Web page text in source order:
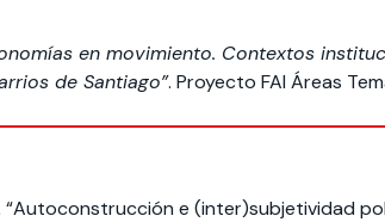
en movimiento. Contextos
de Santiago”. Proyecto FAI Áreas
“Autoconstrucción e (inter)subjetividad